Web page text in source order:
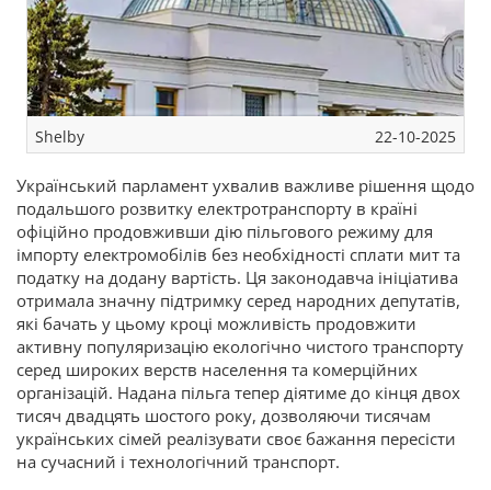
Shelby 22-10-2025
Український парламент ухвалив важливе рішення щодо
подальшого розвитку електротранспорту в країні
офіційно продовживши дію пільгового режиму для
імпорту електромобілів без необхідності сплати мит та
податку на додану вартість. Ця законодавча ініціатива
отримала значну підтримку серед народних депутатів,
які бачать у цьому кроці можливість продовжити
активну популяризацію екологічно чистого транспорту
серед широких верств населення та комерційних
організацій. Надана пільга тепер діятиме до кінця двох
тисяч двадцять шостого року, дозволяючи тисячам
українських сімей реалізувати своє бажання пересісти
на сучасний і технологічний транспорт.